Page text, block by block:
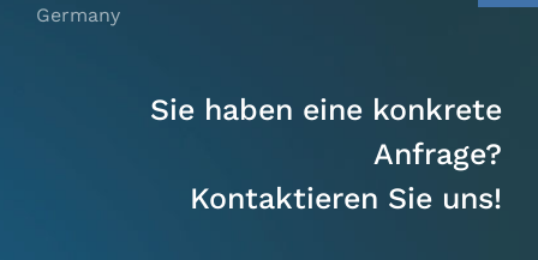
Germany
Sie haben eine konkrete
Anfrage?
Kontaktieren Sie uns!